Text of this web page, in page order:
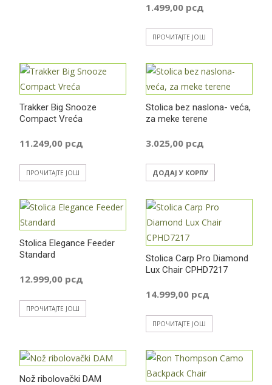
1.499,00 рсд
ПРОЧИТАЈТЕ ЈОШ
Trakker Big Snooze
Compact Vreća
11.249,00 рсд
ПРОЧИТАЈТЕ ЈОШ
Stolica bez naslona- veća,
za meke terene
3.025,00 рсд
ДОДАЈ У КОРПУ
Stolica Elegance Feeder
Standard
12.999,00 рсд
ПРОЧИТАЈТЕ ЈОШ
Stolica Carp Pro Diamond
Lux Chair CPHD7217
14.999,00 рсд
ПРОЧИТАЈТЕ ЈОШ
Nož ribolovački DAM